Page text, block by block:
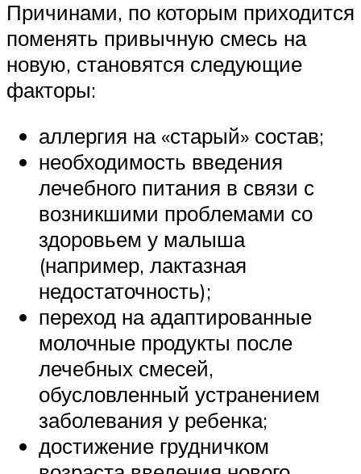
Причинами, по которым приходится
поменять привычную смесь на
новую, становятся следующие
факторы:
аллергия на «старый» состав;
необходимость введения
лечебного питания в связи с
возникшими проблемами со
здоровьем у малыша
(например, лактазная
недостаточность);
переход на адаптированные
молочные продукты после
лечебных смесей,
обусловленный устранением
заболевания у ребенка;
достижение грудничком